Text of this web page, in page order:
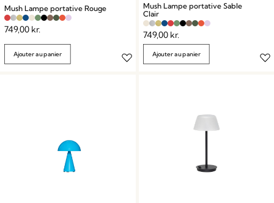
Mush Lampe portative Rouge
749,00 kr.
Ajouter au panier
Mush Lampe portative Sable
Clair
749,00 kr.
Ajouter au panier